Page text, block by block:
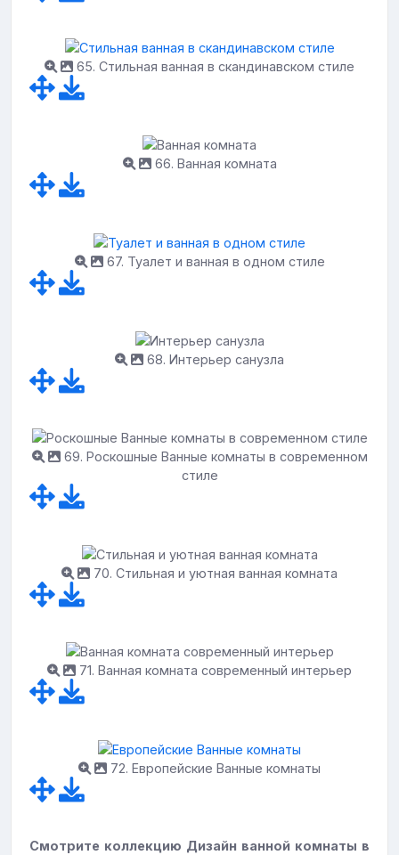
65. Стильная ванная в скандинавском стиле
66. Ванная комната
67. Туалет и ванная в одном стиле
68. Интерьер санузла
69. Роскошные Ванные комнаты в современном
стиле
70. Стильная и уютная ванная комната
71. Ванная комната современный интерьер
72. Европейские Ванные комнаты
Смотрите коллекцию Дизайн ванной комнаты в